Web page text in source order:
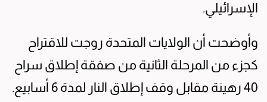
الإسرائيلي.
وأوضحت أن الولايات المتحدة روجت للاقتراح
كجزء من المرحلة الثانية من صفقة إطلاق سراح
40 رهينة مقابل وقف إطلاق النار لمدة 6 أسابيع.